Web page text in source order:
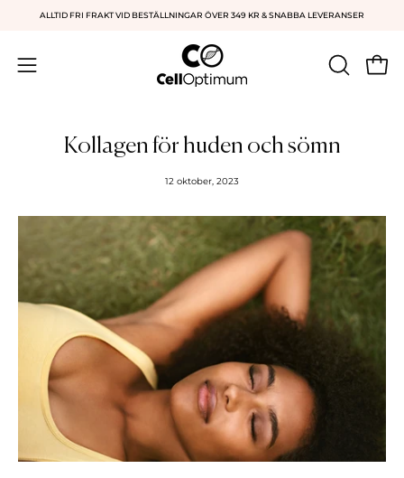
Hoppa
innehåll
ALLTID FRI FRAKT VID BESTÄLLNINGAR ÖVER 349 KR & SNABBA LEVERANSER
Öppna
ÖPPNA
Kollagen för huden och sömn
12 oktober, 2023